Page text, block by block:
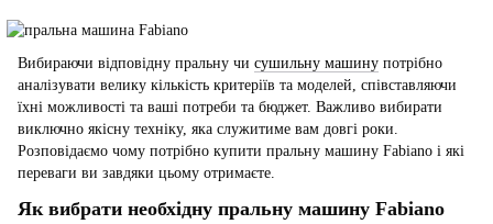
Вибираючи відповідну пральну чи сушильну машину потрібно
аналізувати велику кількість критеріїв та моделей, співставляючи
їхні можливості та ваші потреби та бюджет. Важливо вибирати
виключно якісну техніку, яка служитиме вам довгі роки.
Розповідаємо чому потрібно купити пральну машину Fabiano і які
переваги ви завдяки цьому отримаєте.
Як вибрати необхідну пральну машину Fabiano